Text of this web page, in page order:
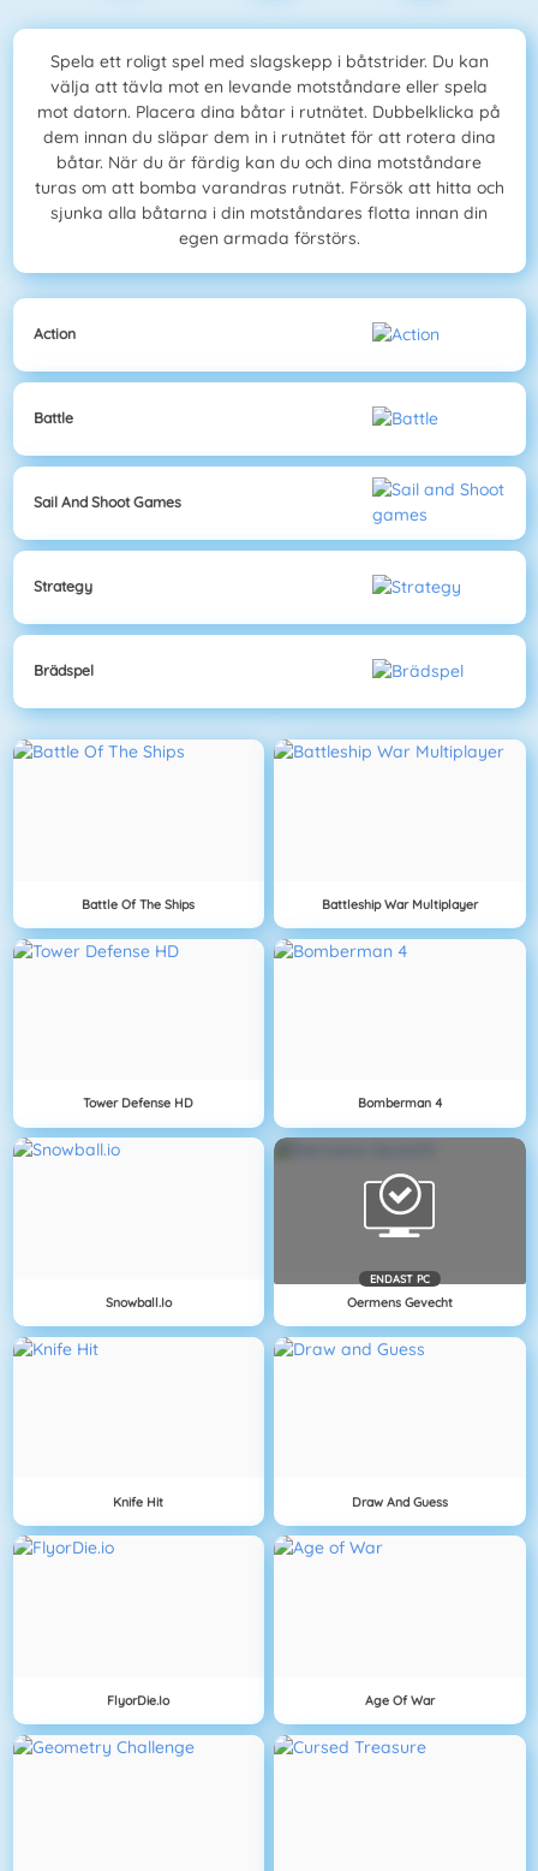
Spela ett roligt spel med slagskepp i båtstrider. Du kan
välja att tävla mot en levande motståndare eller spela
mot datorn. Placera dina båtar i rutnätet. Dubbelklicka på
dem innan du släpar dem in i rutnätet för att rotera dina
båtar. När du är färdig kan du och dina motståndare
turas om att bomba varandras rutnät. Försök att hitta och
sjunka alla båtarna i din motståndares flotta innan din
egen armada förstörs.
Action
Battle
Sail And Shoot Games
Strategy
Brädspel
Battle Of The Ships Battleship War Multiplayer
Tower Defense HD Bomberman 4
Snowball.io
ENDAST PC
Oermens Gevecht
Knife Hit Draw And Guess
FlyorDie.io Age Of War